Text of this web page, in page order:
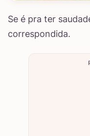
Se é pra ter
correspondida.